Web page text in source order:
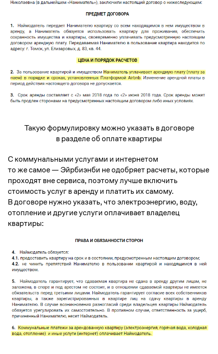
Такую формулировку можно указать в договоре
в разделе об оплате квартиры
С коммунальными услугами и интернетом
то же самое — Эйрбиэнби не одобряет расчеты, которые
проходят вне сервиса, поэтому лучше включить
стоимость услуг в аренду и платить их самому.
В договоре нужно указать, что электроэнергию, воду,
отопление и другие услуги оплачивает владелец
квартиры: